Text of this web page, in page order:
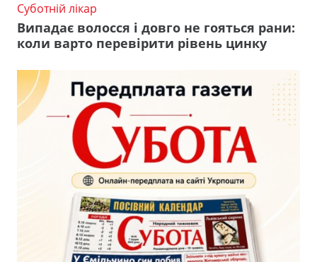
Суботній лікар
Випадає волосся і довго не гояться рани:
коли варто перевірити рівень цинку